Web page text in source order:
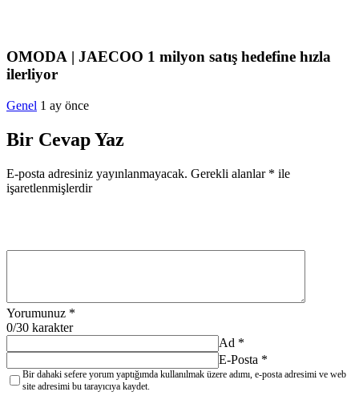
OMODA | JAECOO 1 milyon satış hedefine hızla
ilerliyor
Genel 1 ay önce
Bir Cevap Yaz
E-posta adresiniz yayınlanmayacak. Gerekli alanlar * ile
işaretlenmişlerdir
Yorumunuz *
0/30 karakter
Ad *
E-Posta *
Bir dahaki sefere yorum yaptığımda kullanılmak üzere adımı, e-posta adresimi ve web
site adresimi bu tarayıcıya kaydet.